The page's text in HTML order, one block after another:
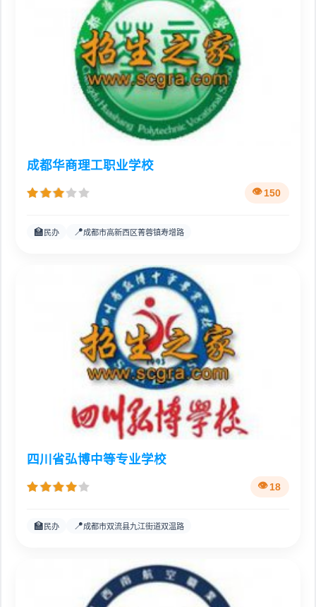
成都华商理工职业学校
150
🏫 民办 📍成都市高新西区菁蓉镇寿增路
四川省弘博中等专业学校
18
🏫 民办 📍成都市双流县九江街道双温路